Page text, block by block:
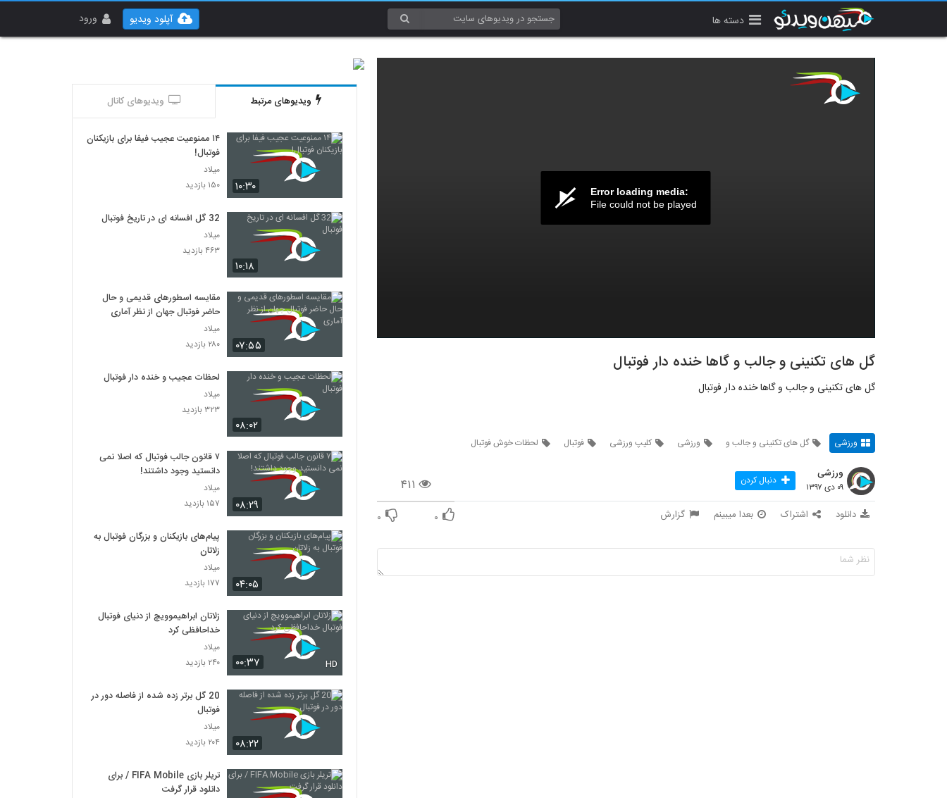
دسته ها ورود آپلود ویدیو
Error loading media:
File could not be played
گل های تکنینی و جالب و گاها خنده دار فوتبال
گل های تکنینی و جالب و گاها خنده دار فوتبال
ورزشی گل های تکنینی و جالب و ورزشی کلیپ ورزشی فوتبال لحظات خوش فوتبال
۴۱۱
ورزشی
۰۹ دی ۱۳۹۷ دنبال کردن
دانلود اشتراک بعدا میبینم گزارش ۰ ۰
ویدیوهای مرتبط ویدیوهای کانال
۱۰:۳۰
۱۴ ممنوعیت عجیب فیفا برای بازیکنان
فوتبال!
میلاد
۱۵۰ بازدید
۱۰:۱۸
32 گل افسانه ای در تاریخ فوتبال
میلاد
۴۶۳ بازدید
۰۷:۵۵
مقایسه اسطورهای قدیمی و حال
حاضر فوتبال جهان از نظر آماری
میلاد
۲۸۰ بازدید
۰۸:۰۲
لحظات عجیب و خنده دار فوتبال
میلاد
۳۲۳ بازدید
۰۸:۲۹
۷ قانون جالب فوتبال که اصلا نمی
دانستید وجود داشتند!
میلاد
۱۵۷ بازدید
۰۴:۰۵
پیام‌های بازیکنان و بزرگان فوتبال به
زلاتان
میلاد
۱۷۷ بازدید
۰۰:۳۷ HD
زلاتان ابراهیموویچ از دنیای فوتبال
خداحافظی کرد
میلاد
۲۴۰ بازدید
۰۸:۲۲
20 گل برتر زده شده از فاصله دور در
فوتبال
میلاد
۲۰۴ بازدید
تریلر بازی FIFA Mobile / برای
دانلود قرار گرفت